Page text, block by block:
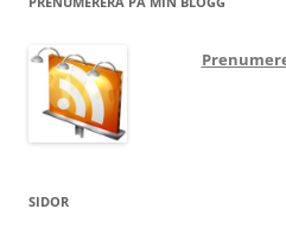
SIDOR